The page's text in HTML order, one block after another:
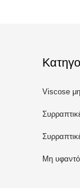
Viscose μη
Μη